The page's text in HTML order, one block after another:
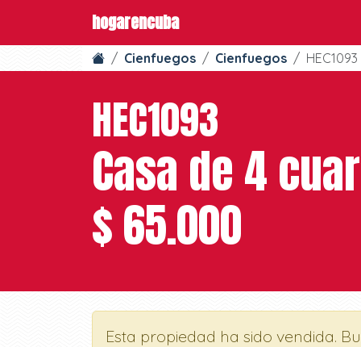
hogarencuba
Cienfuegos Cienfuegos HEC1093
HEC1093
Casa de 4
$ 65.000
Esta propiedad ha sido vendida.